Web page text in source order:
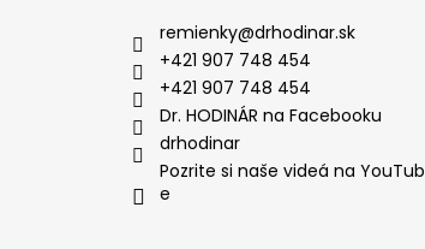
remienky@drhodinar.sk
+421 907 748 454
+421 907 748 454
Dr. HODINÁR na Facebooku
drhodinar
Pozrite si naše videá na YouTub
e